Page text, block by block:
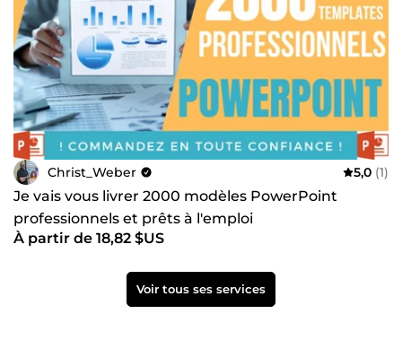
Christ_Weber 5,0 (1)
Je vais vous livrer 2000 modèles PowerPoint
professionnels et prêts à l'emploi
À partir de 18,82 $US
Voir tous ses services